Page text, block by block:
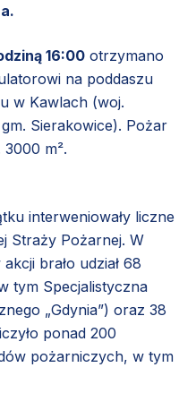
16:00 otrzymano
na poddaszu
w Kawlach (woj.
Sierakowice). Pożar
m².
interweniowały liczne
Straży Pożarnej. W
brało udział 68
tym Specjalistyczna
„Gdynia”) oraz 38
ponad 200
pożarniczych, w tym